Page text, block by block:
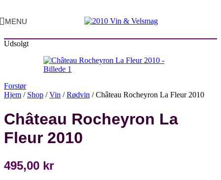
MENU
Udsolgt
Forstør
Hjem / Shop /Vin /Rødvin /Château Rocheyron La Fleur 2010
Château Rocheyron La
Fleur 2010
495,00 kr